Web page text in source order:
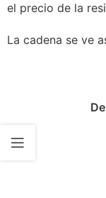
el precio de la
La cadena se ve